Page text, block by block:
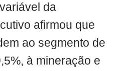
da
afirmou que
ao segmento de
à mineração e